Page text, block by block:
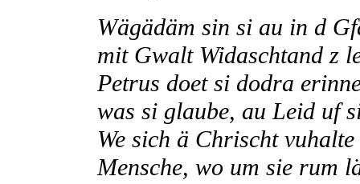
Wägädäm sin si au in d
mit Gwalt Widaschtand z
Petrus doet si dodra
was si glaube, au Leid uf
We sich ä Chrischt
Mensche, wo um sie rum